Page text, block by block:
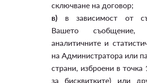
сключване на договор;
в) в зависимост от
Вашето съобщение,
аналитичните и
на Администратора или
страни, изброени в точка
за бисквитките) или